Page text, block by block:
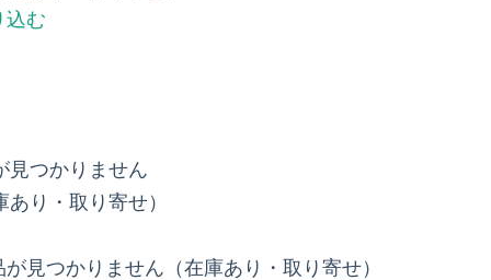
込む
見つかりません
あり・取り寄せ）
が見つかりません（在庫あり・取り寄せ）